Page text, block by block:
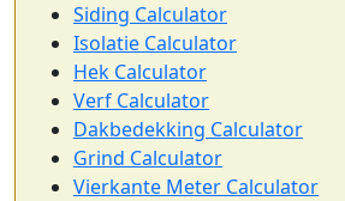
Siding Calculator
Isolatie Calculator
Hek Calculator
Verf Calculator
Dakbedekking Calculator
Grind Calculator
Vierkante Meter Calculator